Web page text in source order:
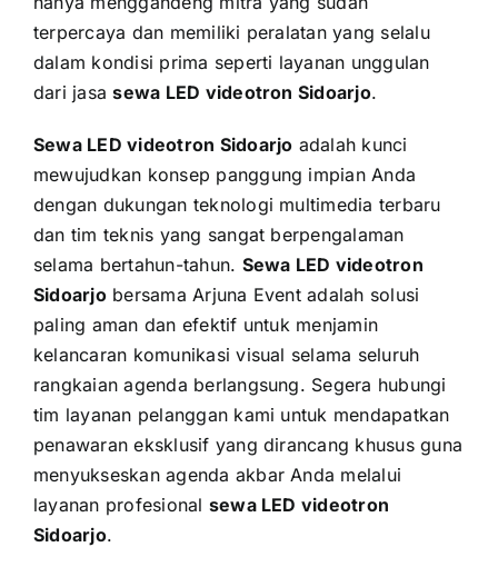
terpercaya dan memiliki peralatan yang selalu
dalam kondisi prima seperti layanan unggulan
dari jasasewa LED videotron Sidoarjo.
Sewa LED videotron Sidoarjo adalah kunci
mewujudkan konsep panggung impian Anda
dengan dukungan teknologi multimedia terbaru
dan tim teknis yang sangat berpengalaman
selama bertahun-tahun. Sewa LED videotron
Sidoarjobersama Arjuna Event adalah solusi
paling aman dan efektif untuk menjamin
kelancaran komunikasi visual selama seluruh
rangkaian agenda berlangsung. Segera hubungi
tim layanan pelanggan kami untuk mendapatkan
penawaran eksklusif yang dirancang khusus guna
menyukseskan agenda akbar Anda melalui
layanan profesional sewa LED videotron
Sidoarjo.